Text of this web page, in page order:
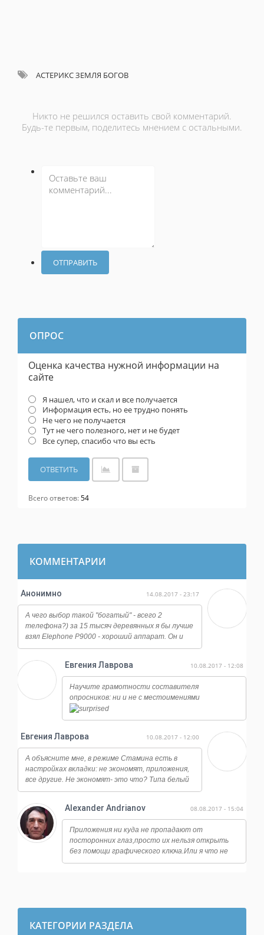
АСТЕРИКС ЗЕМЛЯ БОГОВ
Никто не решился оставить свой комментарий.
Будь-те первым, поделитесь мнением с остальными.
ОТПРАВИТЬ
ОПРОС
Оценка качества нужной информации на
сайте
Я нашел, что и скал и все получается
Информация есть, но ее трудно понять
Не чего не получается
Тут не чего полезного, нет и не будет
Все супер, спасибо что вы есть
Всего ответов:54
КОММЕНТАРИИ
Анонимно 14.08.2017 - 23:17
А чего выбор такой "богатый" - всего 2
телефона?) за 15 тысяч деревянных я бы лучше
взял Elephone P9000 - хороший аппарат. Он и
работает ничуть не хуже, и камера у него
отличается от всех этих сяоми и мейзу по
дизайну, смотрится намного дороже.
Евгения Лаврова 10.08.2017 - 12:08
Научите грамотности составителя
опросников: ни и не с местоимениями
Евгения Лаврова 10.08.2017 - 12:00
А объясните мне, в режиме Стамина есть в
настройках вкладки: не экономят, приложения,
все другие. Не экономят- это что? Типа белый
список?
Alexander Andrianov 08.08.2017 - 15:04
Приложения ни куда не пропадают от
посторонних глаз,просто их нельзя открыть
без помощи графического ключа.Или я что не
так понял? У меня стоит замок на банковских
КАТЕГОРИИ РАЗДЕЛА